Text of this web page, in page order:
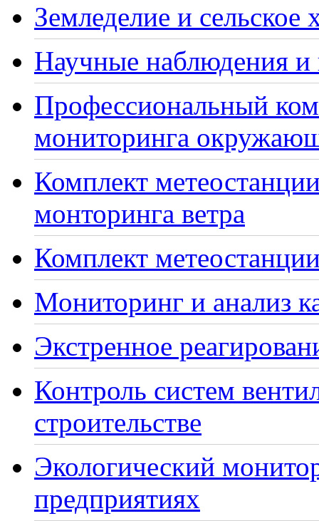
Земледелие и сельское
Научные наблюдения и
Профессиональный
мониторинга
Комплект
монторинга ветра
Комплект
Мониторинг и анализ
Экстренное
Контроль систем
строительстве
Экологический
предприятиях